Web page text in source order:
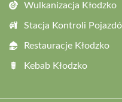
Wulkanizacja Kłodzko
Stacja Kontroli
Restauracje Kłodzko
Kebab Kłodzko